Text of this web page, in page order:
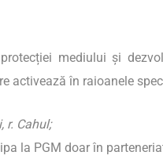
mediului și
activează în raioanele
r. Cahul;
la PGM doar în